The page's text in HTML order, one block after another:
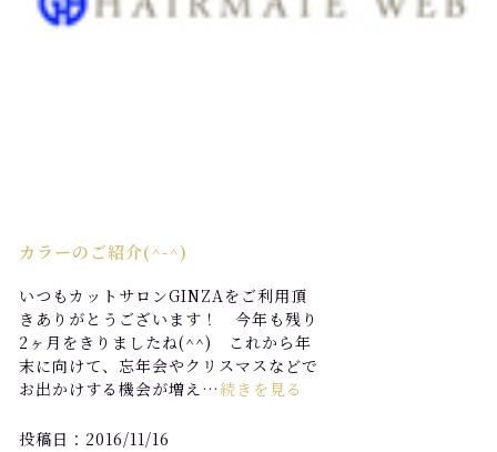
カラーのご紹介(^-^)
いつもカットサロンGINZAをご利用頂
きありがとうございます！ 今年も残り
2ヶ月をきりましたね(^^) これから年
末に向けて、忘年会やクリスマスなどで
お出かけする機会が増え… 続きを見る
投稿日：2016/11/16